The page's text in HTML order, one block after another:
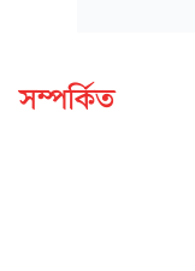
সম্পর্কিত